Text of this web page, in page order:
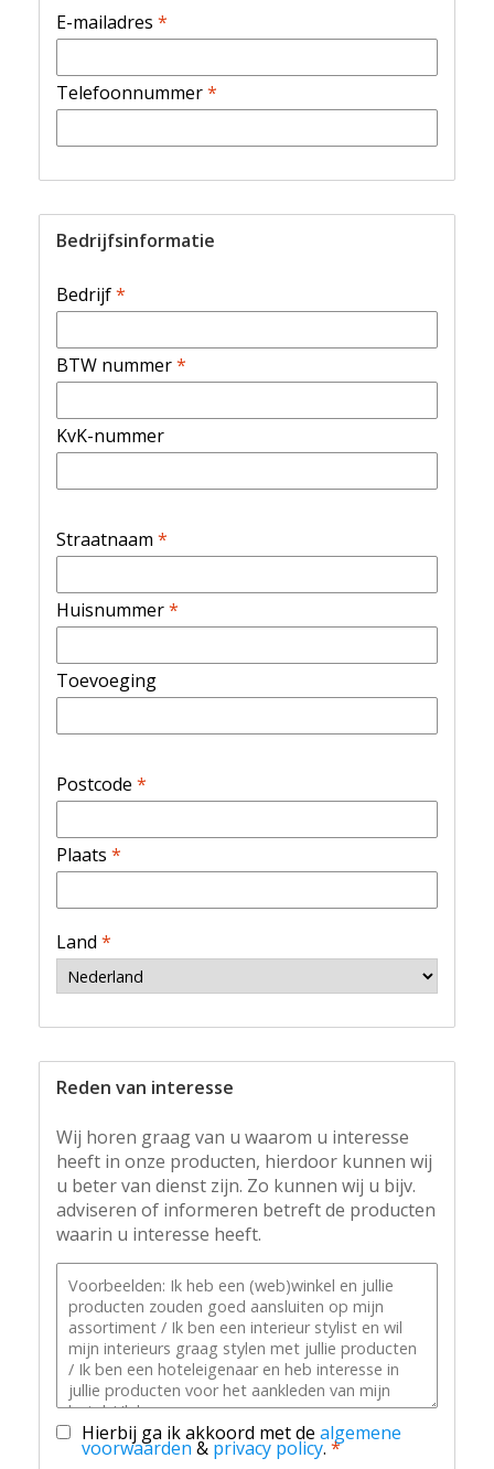
E-mailadres *
Telefoonnummer*
Bedrijfsinformatie
Bedrijf*
BTW nummer*
KvK-nummer
Straatnaam *
Huisnummer*
Toevoeging
Postcode *
Plaats *
Land *
Reden van interesse
Wij horen graag van u waarom u interesse
heeft in onze producten, hierdoor kunnen wij
u beter van dienst zijn. Zo kunnen wij u bijv.
adviseren of informeren betreft de producten
waarin u interesse heeft.
Hierbij ga ik akkoord met de algemene
voorwaarden & privacy policy. *